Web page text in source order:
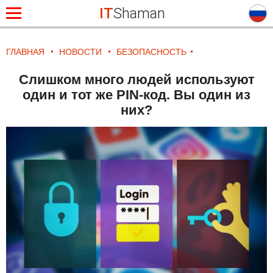
ITShaman
ГЛАВНАЯ НОВОСТИ БЕЗОПАСНОСТЬ
Слишком много людей используют
один и тот же PIN-код. Вы один из
них?